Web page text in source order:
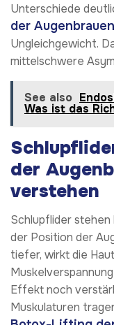
Unterschiede
der Augenbrauen
Ungleichgewicht.
mittelschwere
See also
Was ist das
der
verstehen
Schlupflider stehen
der Position der
tiefer, wirkt die
Effekt noch
Muskulaturen